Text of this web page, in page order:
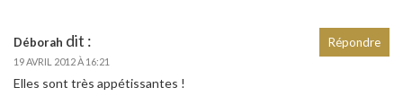
Déborah dit :
19 AVRIL 2012 À 16:21
Elles sont très appétissantes !
Répondre